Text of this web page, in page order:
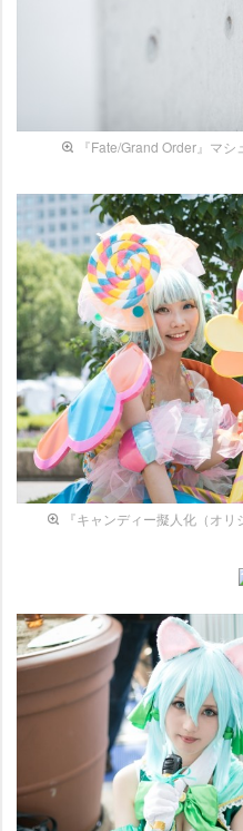
『Fate/Grand Order』マ
『キャンディー擬人化（オ